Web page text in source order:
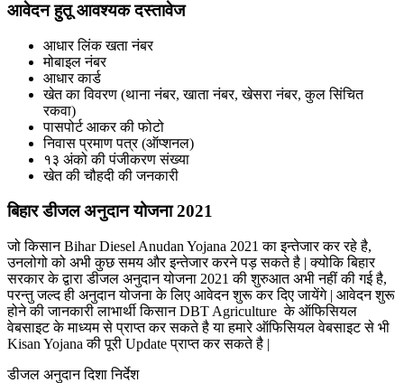
आवेदन हुतू आवश्यक दस्तावेज
आधार लिंक खता नंबर
मोबाइल नंबर
आधार कार्ड
खेत का विवरण (थाना नंबर, खाता नंबर, खेसरा नंबर, कुल सिंचित
रकवा)
पासपोर्ट आकर की फोटो
निवास प्रमाण पत्र (ऑप्शनल)
१३ अंको की पंजीकरण संख्या
खेत की चौहदी की जनकारी
बिहार डीजल अनुदान योजना 2021
जो किसान Bihar Diesel Anudan Yojana 2021 का इन्तेजार कर रहे है,
उनलोगो को अभी कुछ समय और इन्तेजार करने पड़ सकते है | क्योकि बिहार
सरकार के द्वारा डीजल अनुदान योजना 2021 की शुरुआत अभी नहीं की गई है,
परन्तु जल्द ही अनुदान योजना के लिए आवेदन शुरू कर दिए जायेंगे | आवेदन शुरू
होने की जानकारी लाभार्थी किसान DBT Agriculture के ऑफिसियल
वेबसाइट के माध्यम से प्राप्त कर सकते है या हमारे ऑफिसियल वेबसाइट से भी
Kisan Yojana की पूरी Update प्राप्त कर सकते है |
डीजल अनुदान दिशा निर्देश